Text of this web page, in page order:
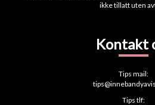
ikke tillatt uten
Kontakt
Tips mail:
Tips tlf: